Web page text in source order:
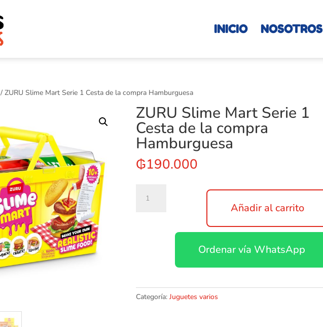
INICIO NOSOTROS
/ ZURU Slime Mart Serie 1 Cesta de la compra Hamburguesa
ZURU Slime Mart Serie 1
Cesta de la compra
Hamburguesa
₲190.000
Slime
Hamburguesa
Añadir al carrito
Ordenar vía WhatsApp
Categoría:Juguetes varios